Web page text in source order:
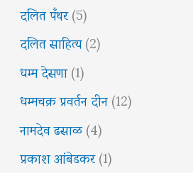
दलित पँथर(5)
दलित साहित्य(2)
धम्म देसणा(1)
धम्मचक्र प्रवर्तन दीन(12)
नामदेव ढसाळ(4)
प्रकाश आंबेडकर(1)